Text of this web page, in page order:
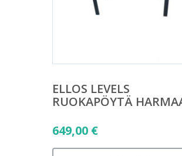
ELLOS LEVELS
RUOKAPÖYTÄ
649,00 €